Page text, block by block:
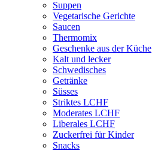
Suppen
Vegetarische Gerichte
Saucen
Thermomix
Geschenke aus der Küche
Kalt und lecker
Schwedisches
Getränke
Süsses
Striktes LCHF
Moderates LCHF
Liberales LCHF
Zuckerfrei für Kinder
Snacks